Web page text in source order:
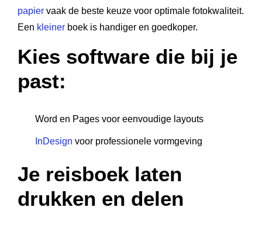
papier vaak de beste keuze voor optimale fotokwaliteit.
Een kleiner boek is handiger en goedkoper.
Kies software die bij je
past:
Word en Pages voor eenvoudige layouts
InDesign voor professionele vormgeving
Je reisboek laten
drukken en delen